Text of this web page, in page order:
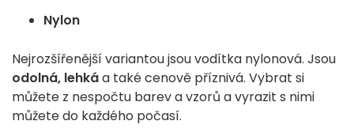
Nylon
Nejrozšířenější variantou jsou vodítka nylonová. Jsou
odolná, lehkáa také cenově příznivá. Vybrat si
můžete z nespočtu barev a vzorů a vyrazit s nimi
můžete do každého počasí.